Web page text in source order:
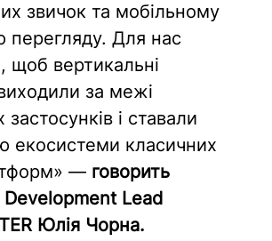
звичок та мобільному
перегляду. Для нас
щоб вертикальні
за межі
застосунків і ставали
екосистеми класичних
— говорить
Development Lead
Юлія Чорна.